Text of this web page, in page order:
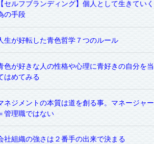
セルフブランディング】個人として生きていく
の手段
生が好転した青色哲学７つのルール
色が好きな人の性格や心理に青好きの自分を当
はめてみる
ネジメントの本質は道を創る事。マネージャー
管理職ではない
社組織の強さは２番手の出来で決まる